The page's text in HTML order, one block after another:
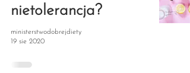
nietolerancja?
ministerstwodobrejdiety
19 sie 2020